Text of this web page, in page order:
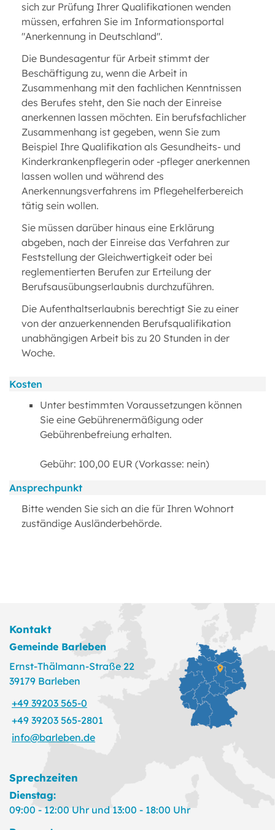
sich zur Prüfung Ihrer Qualifikationen wenden
müssen, erfahren Sie im Informationsportal
"Anerkennung in Deutschland".
Die Bundesagentur für Arbeit stimmt der
Beschäftigung zu, wenn die Arbeit in
Zusammenhang mit den fachlichen Kenntnissen
des Berufes steht, den Sie nach der Einreise
anerkennen lassen möchten. Ein berufsfachlicher
Zusammenhang ist gegeben, wenn Sie zum
Beispiel Ihre Qualifikation als Gesundheits- und
Kinderkrankenpflegerin oder -pfleger anerkennen
lassen wollen und während des
Anerkennungsverfahrens im Pflegehelferbereich
tätig sein wollen.
Sie müssen darüber hinaus eine Erklärung
abgeben, nach der Einreise das Verfahren zur
Feststellung der Gleichwertigkeit oder bei
reglementierten Berufen zur Erteilung der
Berufsausübungserlaubnis durchzuführen.
Die Aufenthaltserlaubnis berechtigt Sie zu einer
von der anzuerkennenden Berufsqualifikation
unabhängigen Arbeit bis zu 20 Stunden in der
Woche.
Kosten
Unter bestimmten Voraussetzungen können
Sie eine Gebührenermäßigung oder
Gebührenbefreiung erhalten.
Gebühr: 100,00 EUR (Vorkasse: nein)
Ansprechpunkt
Bitte wenden Sie sich an die für Ihren Wohnort
zuständige Ausländerbehörde.
Kontakt
Gemeinde Barleben
Ernst-Thälmann-Straße 22
39179 Barleben
+49 39203 565-0
+49 39203 565-2801
info@barleben.de
Sprechzeiten
Dienstag:
09:00 - 12:00 Uhr und 13:00 - 18:00 Uhr